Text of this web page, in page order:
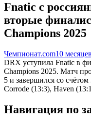
Fnatic с
вторые
Champions 2025
Чемпионат.com10
DRX уступила Fnatic в
Champions 2025. Матч
5 и завершился со
Corrode (13:3), Haven
Навигация по